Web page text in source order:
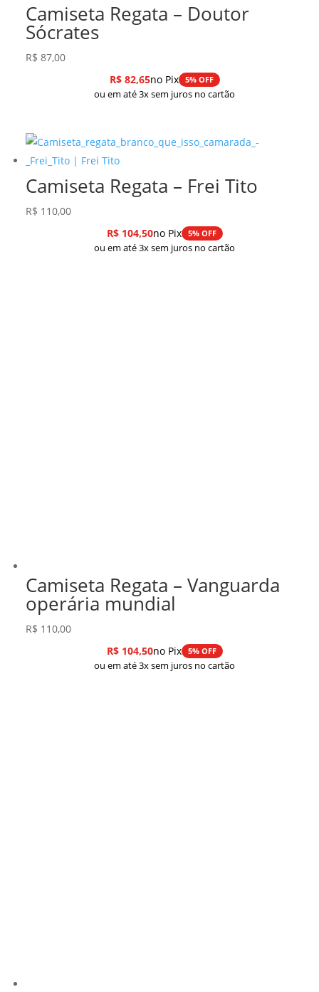
Camiseta Regata – Doutor
Sócrates
R$ 87,00
R$82,65no Pix 5% OFF
ou em até 3x sem juros no cartão
Camiseta Regata – Frei Tito
R$ 110,00
R$104,50no Pix 5% OFF
ou em até 3x sem juros no cartão
Camiseta Regata – Vanguarda
operária mundial
R$ 110,00
R$104,50no Pix 5% OFF
ou em até 3x sem juros no cartão